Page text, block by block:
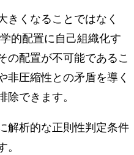
きくなることではなく
的配置に自己組織化す
の配置が不可能であるこ
非圧縮性との矛盾を導く
できます。
解析的な正則性判定条件